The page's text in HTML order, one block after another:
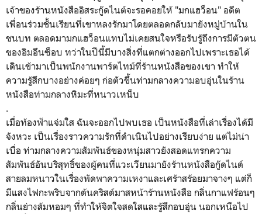
เจ้าของร้านหนังสืออิสระกู๊ดไนต์จะรอคอยให้ "มกแฮว็อน" อดีต
เพื่อนร่วมชั้นเรียนที่เขาหลงรักมาโดยตลอดกลับมายังหมู่บ้านใน
ชนบท ตลอดมามกแฮว็อนแทบไม่เคยสนใจหรือรับรู้ถึงการมีตัวตน
ของอิมอึนซ็อบ ทว่าในปีนี้มีบางสิ่งที่แตกต่างออกไปเพราะเธอได้
เดินเข้ามาเป็นพนักงานพาร์ตไทม์ที่ร้านหนังสือของเขา ทำให้
ความรู้สึกบางอย่างค่อยๆ ก่อตัวขึ้นท่ามกลางความอบอุ่นในร้าน
หนังสือท่ามกลางหิมะที่หนาวเหน็บ
.
เมื่อท้องฟ้าแจ่มใส ฉันจะออกไปพบเธอ เป็นหนังสือที่เล่าเรื่องได้มี
จังหวะ เป็นเรื่องราวความรักที่ดำเนินไปอย่างเรียบง่าย แต่ไม่น่า
เบื่อ ท่ามกลางความสัมพันธ์ของหนุ่มสาวยังสอดแทรกความ
สัมพันธ์อันบริสุทธิ์ของผู้คนที่แวะเวียนมายังร้านหนังสือกู๊ดไนต์
สายลมหนาวในเรื่องพัดพาความเหงาและเศร้าสร้อยมาจางๆ แต่ก็
มีแสงไฟกะพริบจากต้นคริสต์มาสหน้าร้านหนังสือ กลิ่นกาแฟร้อนๆ
กลิ่นย่างส้มหอมๆ ที่ทำให้จิตใจสดใสและรู้สึกอบอุ่น นอกเหนือไป